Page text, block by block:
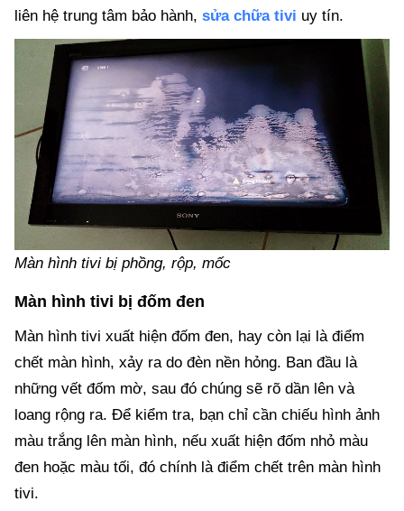
liên hệ trung tâm bảo hành, sửa chữa tivi uy tín.
Màn hình tivi bị phồng, rộp, mốc
Màn hình tivi bị đốm đen
Màn hình tivi xuất hiện đốm đen, hay còn lại là điểm
chết màn hình, xảy ra do đèn nền hỏng. Ban đầu là
những vết đốm mờ, sau đó chúng sẽ rõ dần lên và
loang rộng ra. Để kiểm tra, bạn chỉ cần chiếu hình ảnh
màu trắng lên màn hình, nếu xuất hiện đốm nhỏ màu
đen hoặc màu tối, đó chính là điểm chết trên màn hình
tivi.